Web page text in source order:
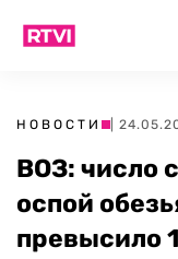
НОВОСТИ |
ВОЗ: число
оспой
превысило